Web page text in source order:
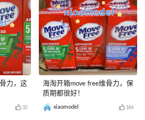
力，这
33
海淘开箱move free维骨力，保
质期都很好！
xiaomodel 164